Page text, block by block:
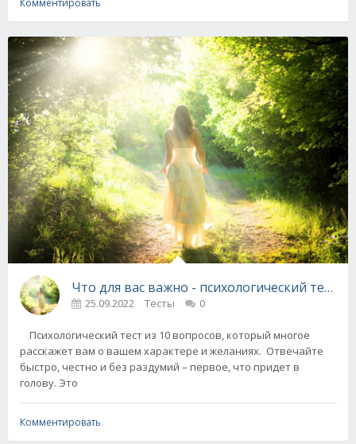
Комментировать
Что для вас важно - психологический тест
25.09.2022 Тесты 0
Психологический тест из 10 вопросов, который многое
расскажет вам о вашем характере и желаниях. Отвечайте
быстро, честно и без раздумий – первое, что придет в
голову. Это
Комментировать